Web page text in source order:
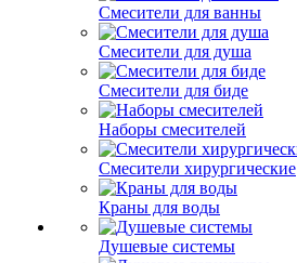
Смесители для ванны
Смесители для душа
Смесители для биде
Наборы смесителей
Смесители хирургические
Краны для воды
Душевые системы